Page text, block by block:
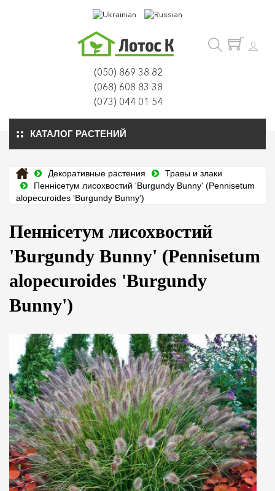
(050) 869 38 82
(068) 608 83 38
(073) 044 01 54
КАТАЛОГ РАСТЕНИЙ
Декоративные растения
Травы и злаки
Пеннісетум лисохвостий 'Burgundy Bunny' (Pennisetum
alopecuroides 'Burgundy Bunny')
Пеннісетум лисохвостий
'Burgundy Bunny' (Pennisetum
alopecuroides 'Burgundy
Bunny')